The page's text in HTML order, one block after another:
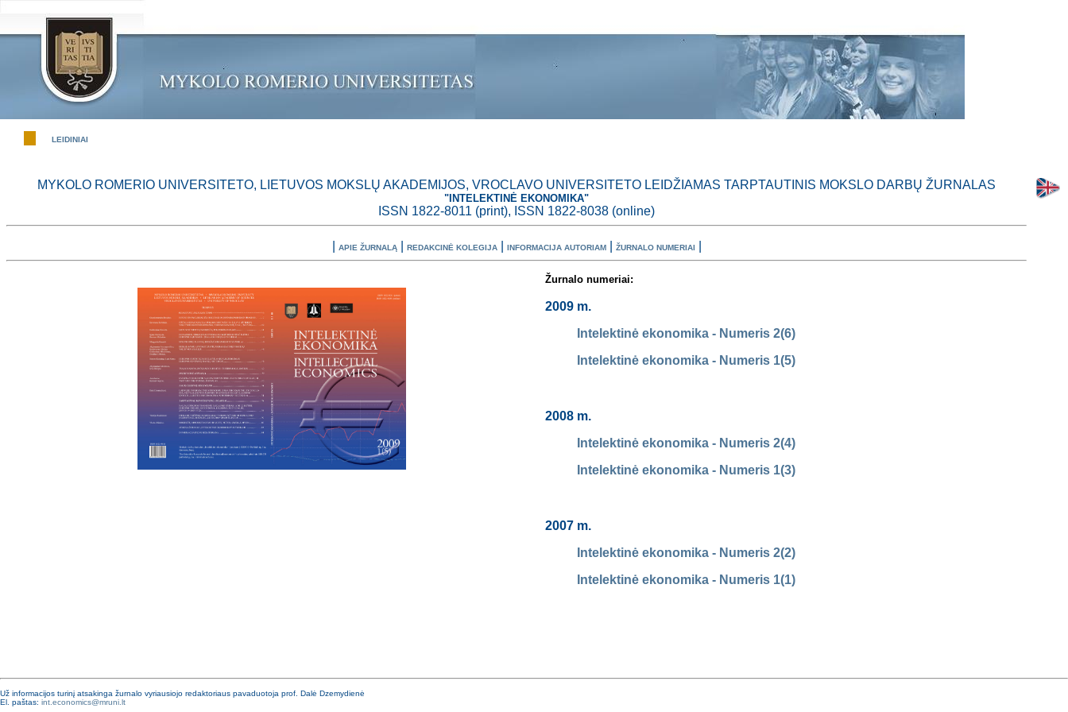
LEIDINIAI
MYKOLO ROMERIO UNIVERSITETO, LIETUVOS MOKSLŲ AKADEMIJOS, VROCLAVO UNIVERSITETO LEIDŽIAMAS TARPTAUTINIS MOKSLO DARBŲ ŽURNALAS
"INTELEKTINĖ EKONOMIKA"
ISSN 1822-8011 (print), ISSN 1822-8038 (online)
APIE ŽURNALĄ| REDAKCINĖ KOLEGIJA| INFORMACIJA AUTORIAM| ŽURNALO NUMERIAI
Žurnalo numeriai:
2009 m.
Intelektinė ekonomika - Numeris 2(6)
Intelektinė ekonomika - Numeris 1(5)
2008 m.
Intelektinė ekonomika - Numeris 2(4)
Intelektinė ekonomika - Numeris 1(3)
2007 m.
Intelektinė ekonomika - Numeris 2(2)
Intelektinė ekonomika - Numeris 1(1)
Už informacijos turinį atsakinga žurnalo vyriausiojo redaktoriaus pavaduotoja prof. Dalė Dzemydienė
El. paštas: int.economics@mruni.lt